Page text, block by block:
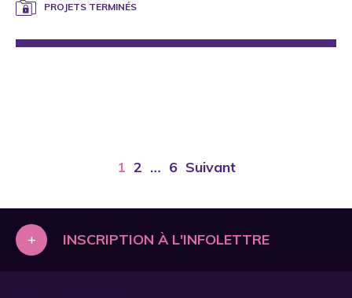
PROJETS TERMINÉS
1 2 … 6 Suivant
+ INSCRIPTION À L'INFOLETTRE